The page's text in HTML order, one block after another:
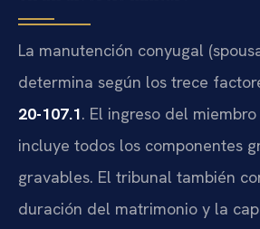
La manutención conyugal
determina según los trece
20-107.1. El ingreso del
incluye todos los componentes
gravables. El tribunal también
duración del matrimonio y la